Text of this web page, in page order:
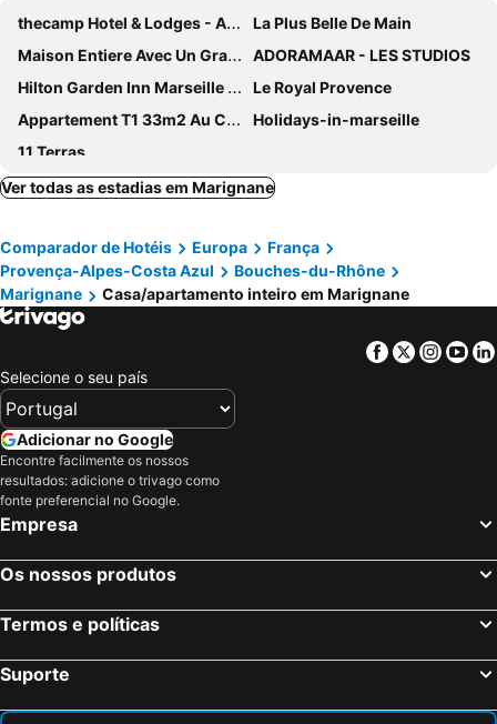
thecamp Hotel & Lodges - Aix en Provence
La Plus Belle De Main
Maison Entiere Avec Un Grand Jardin A 15 Min Du Centre En Transports: Bienvenue A Qg Marseille !
ADORAMAAR - LES STUDIOS
Hilton Garden Inn Marseille Provence Airport
Le Royal Provence
Appartement T1 33m2 Au Calme Tonnelle Ombrag?e
Holidays-in-marseille
11 Terras
Ver todas as estadias em Marignane
Comparador de Hotéis Europa
França
Provença-Alpes-Costa Azul
Bouches-du-Rhône
Marignane
Casa/apartamento inteiro em Marignane
Facebook
Twitter
Selecione o seu país
Adicionar no Google
Encontre facilmente os nossos
resultados: adicione o trivago como
fonte preferencial no Google.
Empresa
Os nossos produtos
Termos e políticas
Suporte